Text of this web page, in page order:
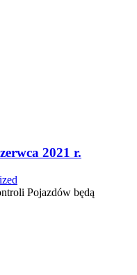
2021 r.
Pojazdów będą